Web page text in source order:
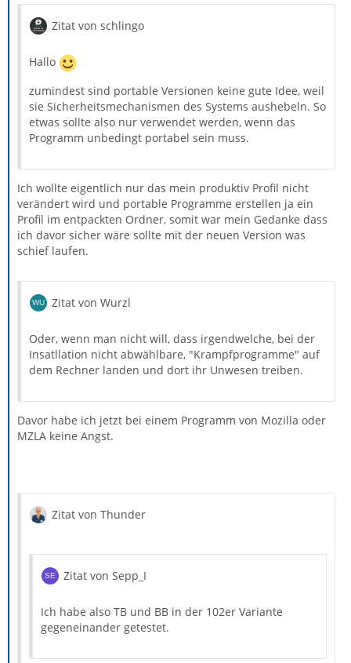
Zitat von schlingo
Hallo
zumindest sind portable Versionen keine gute Idee, weil
sie Sicherheitsmechanismen des Systems aushebeln. So
etwas sollte also nur verwendet werden, wenn das
Programm unbedingt portabel sein muss.
Ich wollte eigentlich nur das mein produktiv Profil nicht
verändert wird und portable Programme erstellen ja ein
Profil im entpackten Ordner, somit war mein Gedanke dass
ich davor sicher wäre sollte mit der neuen Version was
schief laufen.
Zitat von Wurzl
Oder, wenn man nicht will, dass irgendwelche, bei der
Insatllation nicht abwählbare, "Krampfprogramme" auf
dem Rechner landen und dort ihr Unwesen treiben.
Davor habe ich jetzt bei einem Programm von Mozilla oder
MZLA keine Angst.
Zitat von Thunder
Zitat von Sepp_I
Ich habe also TB und BB in der 102er Variante
gegeneinander getestet.